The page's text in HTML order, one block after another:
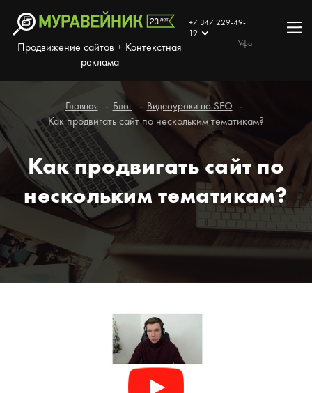
Продвижение сайтов + Контекстная
реклама
+7 347 229-49-
19
Уфа
Главная Блог Видеоуроки по SEO
Как продвигать сайт по нескольким тематикам?
Как продвигать сайт по
нескольким тематикам?